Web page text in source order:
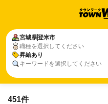
宮城県登米市
職種を選択してください
昇給あり
キーワードを選択してください
451件